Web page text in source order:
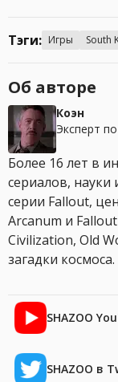
Тэги: Игры South
Об авторе
Коэн
Эксперт
Более 16 лет в
сериалов, науки
серии Fallout,
Arcanum и
Civilization, Old
загадки космоса.
SHAZOO
SHAZOO в